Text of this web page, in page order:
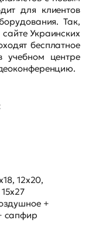
для клиентов
Так,
Украинских
бесплатное
учебном центре
12х20,
+
сапфир